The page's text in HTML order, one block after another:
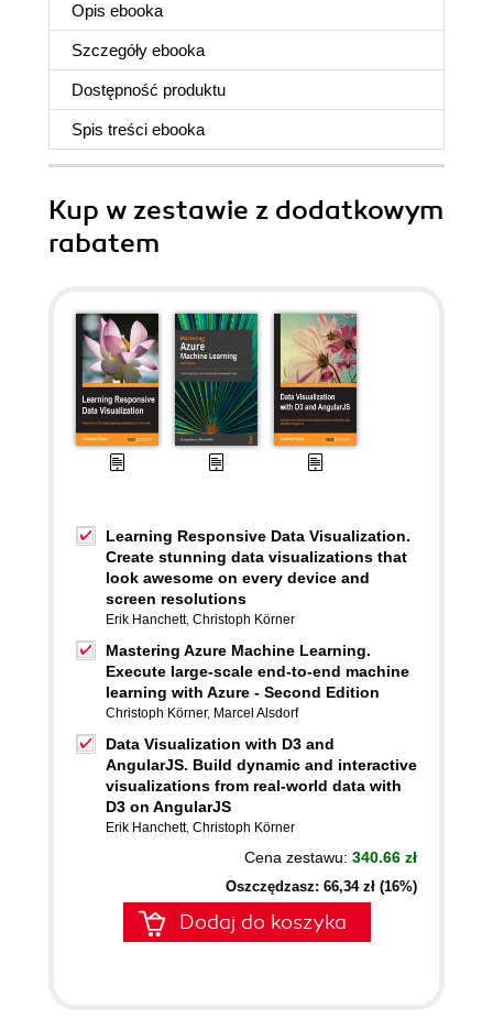
Opis ebooka
Szczegóły ebooka
Dostępność produktu
Spis treści ebooka
Kup w zestawie z dodatkowym
rabatem
Learning Responsive Data Visualization.
Create stunning data visualizations that
look awesome on every device and
screen resolutions
Erik Hanchett, Christoph Körner
Mastering Azure Machine Learning.
Execute large-scale end-to-end machine
learning with Azure - Second Edition
Christoph Körner, Marcel Alsdorf
Data Visualization with D3 and
AngularJS. Build dynamic and interactive
visualizations from real-world data with
D3 on AngularJS
Erik Hanchett, Christoph Körner
Cena zestawu: 340.66 zł
Oszczędzasz: 66,34 zł (16%)
Dodaj do koszyka